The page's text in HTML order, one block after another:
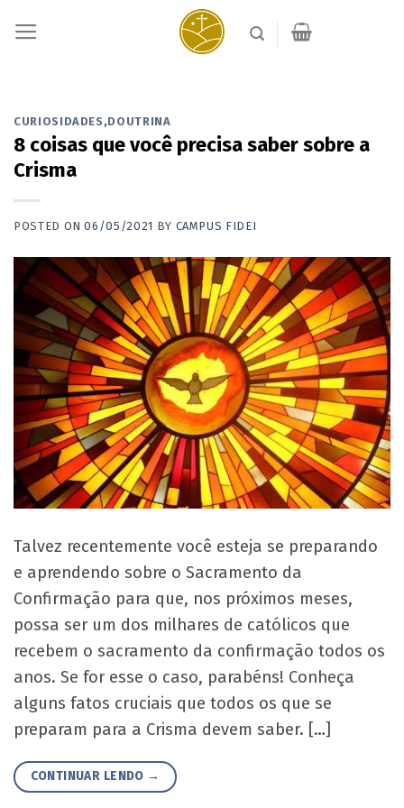
CURIOSIDADES ,DOUTRINA
8 coisas que você precisa saber sobre a
Crisma
POSTED ON06/05/2021 BY CAMPUS FIDEI
Talvez recentemente você esteja se preparando
e aprendendo sobre o Sacramento da
Confirmação para que, nos próximos meses,
possa ser um dos milhares de católicos que
recebem o sacramento da confirmação todos os
anos. Se for esse o caso, parabéns! Conheça
alguns fatos cruciais que todos os que se
preparam para a Crisma devem saber. […]
CONTINUAR LENDO →